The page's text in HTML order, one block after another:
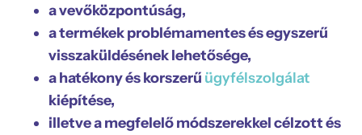
a vevőközpontúság,
a termékek problémamentes és egyszerű
visszaküldésének lehetősége,
a hatékony és korszerű ügyfélszolgálat
kiépítése,
illetve a megfelelő módszerekkel célzott és